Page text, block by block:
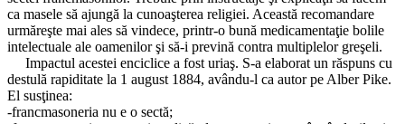
ca masele să ajungă la cunoaşterea religiei. Această recomandare
urmăreşte mai ales să vindece, printr-o bună medicamentaţie bolile
intelectuale ale oamenilor şi să-i prevină contra multiplelor greşeli.
Impactul acestei enciclice a fost uriaş. S-a elaborat un răspuns cu
destulă rapiditate la 1 august 1884, avându-l ca autor pe Alber Pike.
El susţinea:
-francmasoneria nu e o sectă;